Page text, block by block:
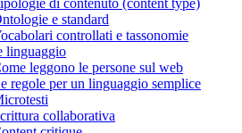
e standard
controllati e tassonomie
linguaggio
leggono le persone sul web
regole per un linguaggio semplice
collaborativa